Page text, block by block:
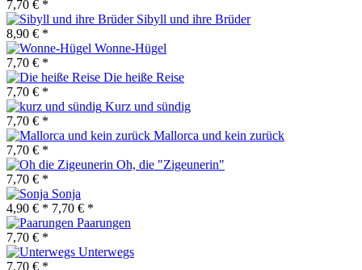
7,70 € *
Sibyll und ihre Brüder
8,90 € *
Wonne-Hügel
7,70 € *
Die heiße Reise
7,70 € *
Kurz und sündig
7,70 € *
Mallorca und kein zurück
7,70 € *
Oh, die "Zigeunerin"
7,70 € *
Sonja
4,90 € * 7,70 € *
Paarungen
7,70 € *
Unterwegs
7,70 € *